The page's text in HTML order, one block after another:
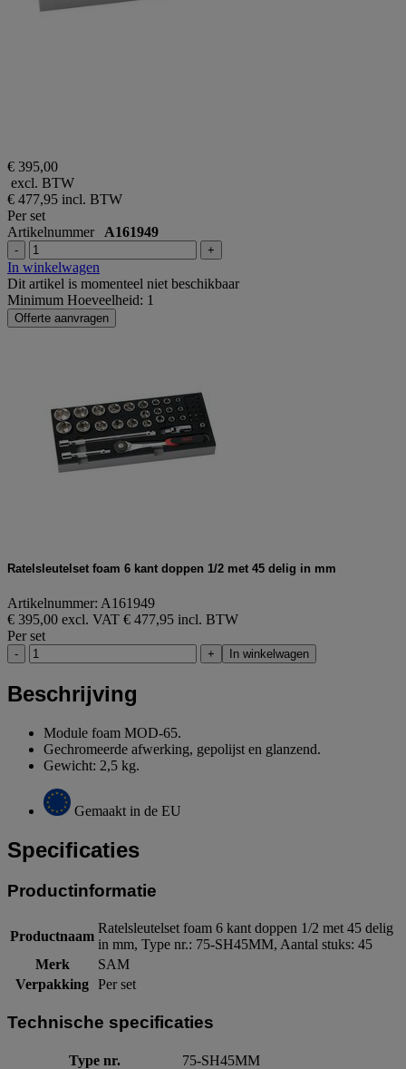
€ 395,00
excl. BTW
€ 477,95 incl. BTW
Per set
Artikelnummer A161949
- +
In winkelwagen
Dit artikel is momenteel niet beschikbaar
Minimum Hoeveelheid: 1
Offerte aanvragen
Ratelsleutelset foam 6 kant doppen 1/2 met 45 delig in mm
Artikelnummer: A161949
€ 395,00 excl. VAT € 477,95 incl. BTW
Per set
- + In winkelwagen
Beschrijving
Module foam MOD-65.
Gechromeerde afwerking, gepolijst en glanzend.
Gewicht: 2,5 kg.
Gemaakt in de EU
Specificaties
Productinformatie
Productnaam
Ratelsleutelset foam 6 kant doppen 1/2 met 45 delig
in mm, Type nr.: 75-SH45MM, Aantal stuks: 45
Merk
SAM
Verpakking Per set
Technische specificaties
Type nr.
75-SH45MM